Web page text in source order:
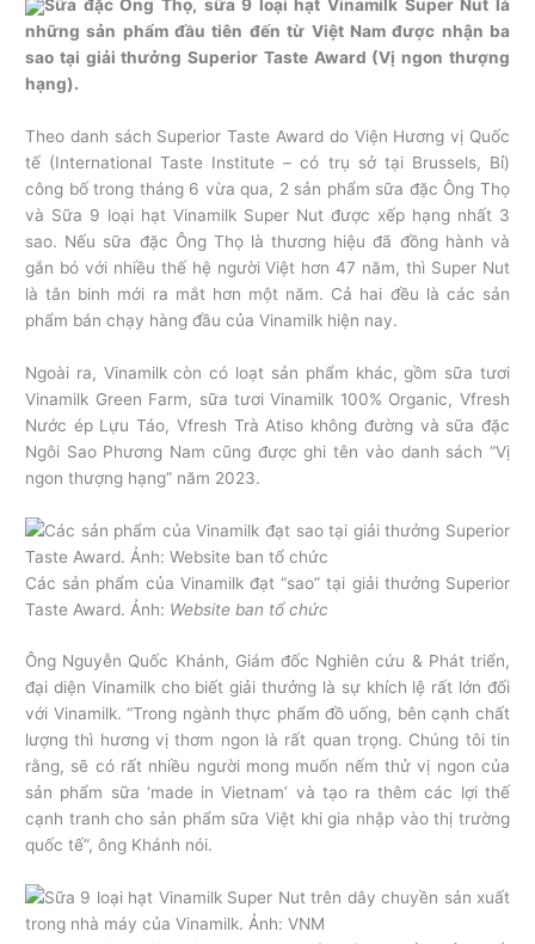
Sữa đặc Ông Thọ, sữa 9 loại hạt Vinamilk Super Nut là
những sản phẩm đầu tiên đến từ Việt Nam được nhận ba
sao tại giải thưởng Superior Taste Award (Vị ngon thượng
hạng).
Theo danh sách Superior Taste Award do Viện Hương vị Quốc
tế (International Taste Institute – có trụ sở tại Brussels, Bỉ)
công bố trong tháng 6 vừa qua, 2 sản phẩm sữa đặc Ông Thọ
và Sữa 9 loại hạt Vinamilk Super Nut được xếp hạng nhất 3
sao. Nếu sữa đặc Ông Thọ là thương hiệu đã đồng hành và
gắn bó với nhiều thế hệ người Việt hơn 47 năm, thì Super Nut
là tân binh mới ra mắt hơn một năm. Cả hai đều là các sản
phẩm bán chạy hàng đầu của Vinamilk hiện nay.
Ngoài ra, Vinamilk còn có loạt sản phẩm khác, gồm sữa tươi
Vinamilk Green Farm, sữa tươi Vinamilk 100% Organic, Vfresh
Nước ép Lựu Táo, Vfresh Trà Atiso không đường và sữa đặc
Ngôi Sao Phương Nam cũng được ghi tên vào danh sách “Vị
ngon thượng hạng” năm 2023.
Các sản phẩm của Vinamilk đạt “sao” tại giải thưởng Superior
Taste Award. Ảnh: Website ban tổ chức
Ông Nguyễn Quốc Khánh, Giám đốc Nghiên cứu & Phát triển,
đại diện Vinamilk cho biết giải thưởng là sự khích lệ rất lớn đối
với Vinamilk. “Trong ngành thực phẩm đồ uống, bên cạnh chất
lượng thì hương vị thơm ngon là rất quan trọng. Chúng tôi tin
rằng, sẽ có rất nhiều người mong muốn nếm thử vị ngon của
sản phẩm sữa ‘made in Vietnam’ và tạo ra thêm các lợi thế
cạnh tranh cho sản phẩm sữa Việt khi gia nhập vào thị trường
quốc tế”, ông Khánh nói.